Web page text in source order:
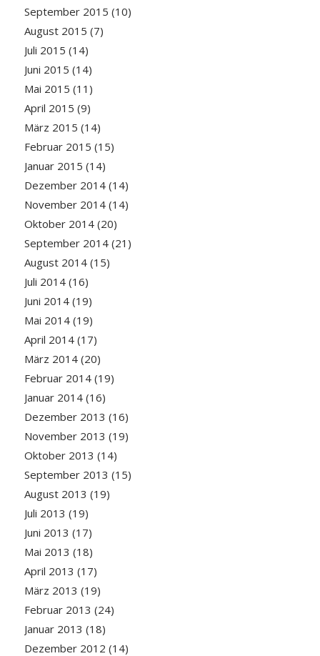
September 2015 (10)
August 2015 (7)
Juli 2015 (14)
Juni 2015 (14)
Mai 2015 (11)
April 2015 (9)
März 2015 (14)
Februar 2015 (15)
Januar 2015 (14)
Dezember 2014(14)
November 2014(14)
Oktober 2014(20)
September 2014(21)
August 2014(15)
Juli 2014(16)
Juni 2014(19)
Mai 2014(19)
April 2014(17)
März 2014(20)
Februar 2014(19)
Januar 2014(16)
Dezember 2013 (16)
November 2013 (19)
Oktober 2013 (14)
September 2013 (15)
August 2013 (19)
Juli 2013 (19)
Juni 2013 (17)
Mai 2013 (18)
April 2013 (17)
März 2013 (19)
Februar 2013 (24)
Januar 2013 (18)
Dezember 2012 (14)